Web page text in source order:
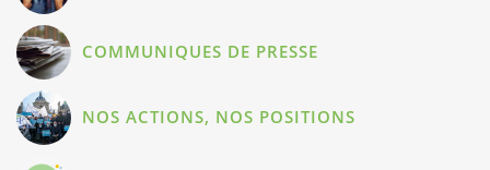
COMMUNIQUES DE PRESSE
NOS ACTIONS, NOS POSITIONS